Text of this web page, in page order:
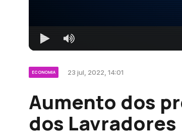
ECONOMIA 23 jul, 2022, 14:01
Aumento dos
dos